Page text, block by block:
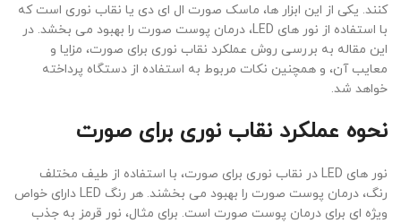
کنند. یکی از این ابزار ها، ماسک صورت ال ای دی یا نقاب نوری است که
با استفاده از نور های
، درمان پوست صورت را بهبود می بخشد. در
این مقاله به بررسی روش عملکرد نقاب نوری برای صورت، مزایا و
معایب آن، و همچنین نکات مربوط به استفاده از دستگاه پرداخته
خواهد شد.
نحوه عملکرد نقاب نوری برای صورت
نور های
در نقاب نوری برای صورت، با استفاده از طیف مختلف
رنگ، درمان پوست صورت را بهبود می بخشند. هر رنگ
دارای خواص
ویژه ‌ای برای درمان پوست صورت است. برای مثال، نور قرمز به جذب